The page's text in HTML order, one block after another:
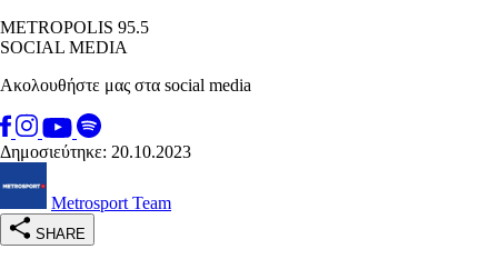
METROPOLIS 95.5
SOCIAL MEDIA
Ακολουθήστε μας στα social media
Δημοσιεύτηκε: 20.10.2023
Metrosport Team
SHARE